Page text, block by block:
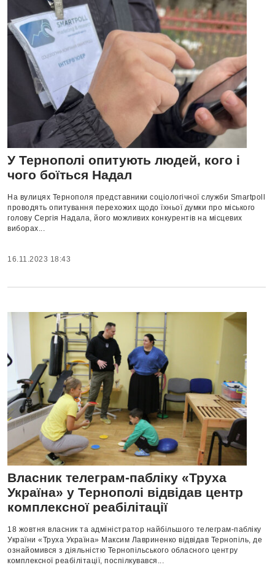
У Тернополі опитують людей, кого і
чого боїться Надал
На вулицях Тернополя представники соціологічної служби Smartpoll
проводять опитування перехожих щодо їхньої думки про міського
голову Сергія Надала, його можливих конкурентів на місцевих
виборах...
16.11.2023 18:43
Власник телеграм-пабліку «Труха
Україна» у Тернополі відвідав центр
комплексної реабілітації
18 жовтня власник та адміністратор найбільшого телеграм-пабліку
України «Труха Україна» Максим Лавриненко відвідав Тернопіль, де
ознайомився з діяльністю Тернопільського обласного центру
комплексної реабілітації, поспілкувався...